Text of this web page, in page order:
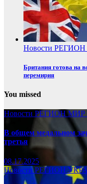
Новости РЕГИОН
Британия готова на
перемирия
You missed
Новости РЕГИОНМИР
В общем медальном
третья
08.17.2025
НовостиРЕГИОН